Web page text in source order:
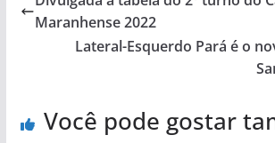
Maranhense 2022
Lateral-Esquerdo Pará é o
Você pode gostar